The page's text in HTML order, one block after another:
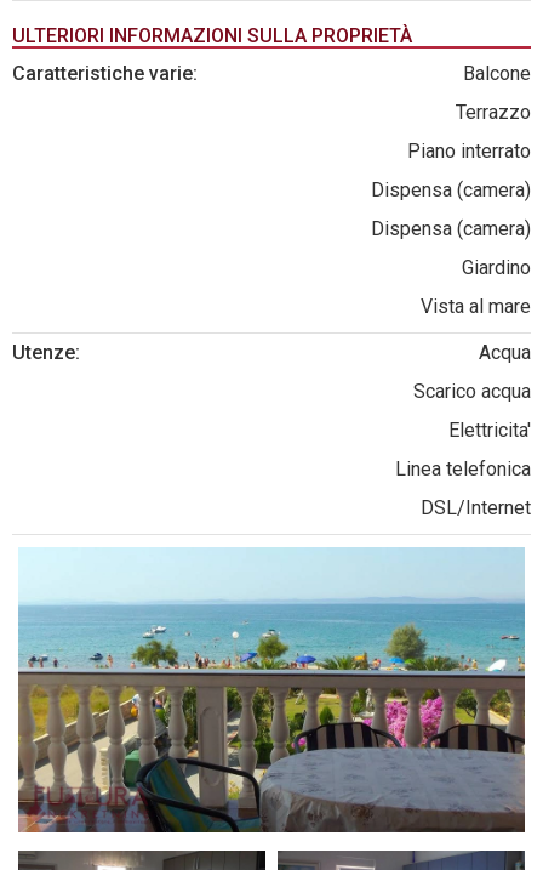
ULTERIORI INFORMAZIONI SULLA PROPRIETÀ
Caratteristiche varie:
Balcone
Terrazzo
Piano interrato
Dispensa (camera)
Dispensa (camera)
Giardino
Vista al mare
Utenze:
Acqua
Scarico acqua
Elettricita'
Linea telefonica
DSL/Internet